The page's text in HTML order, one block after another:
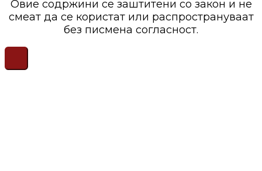
Овие содржини се заштитени со закон и не
смеат да се користат или распространуваат
без писмена согласност.